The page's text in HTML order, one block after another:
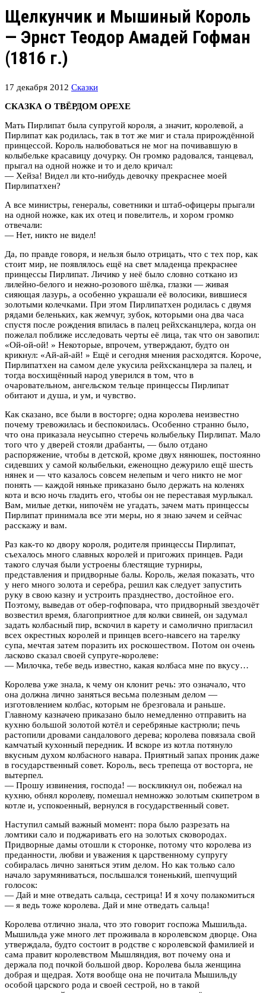
Щелкунчик и Мышиный Король
— Эрнст Теодор Амадей Гофман
(1816 г.)
17 декабря 2012 Сказки
СКАЗКА О ТВЁРДОМ ОРЕХЕ
Мать Пирлипат была супругой короля, а значит, королевой, а
Пирлипат как родилась, так в тот же миг и стала прирождённой
принцессой. Король налюбоваться не мог на почивавшую в
колыбельке красавицу дочурку. Он громко радовался, танцевал,
прыгал на одной ножке и то и дело кричал:
— Хейза! Видел ли кто-нибудь девочку прекраснее моей
Пирлипатхен?
А все министры, генералы, советники и штаб-офицеры прыгали
на одной ножке, как их отец и повелитель, и хором громко
отвечали:
— Нет, никто не видел!
Да, по правде говоря, и нельзя было отрицать, что с тех пор, как
стоит мир, не появлялось ещё на свет младенца прекраснее
принцессы Пирлипат. Личико у неё было словно соткано из
лилейно-белого и нежно-розового шёлка, глазки — живая
сияющая лазурь, а особенно украшали её волосики, вившиеся
золотыми колечками. При этом Пирлипатхен родилась с двумя
рядами беленьких, как жемчуг, зубок, которыми она два часа
спустя после рождения впилась в палец рейхсканцлера, когда он
пожелал поближе исследовать черты её лица, так что он завопил:
«Ой-ой-ой! » Некоторые, впрочем, утверждают, будто он
крикнул: «Ай-ай-ай! » Ещё и сегодня мнения расходятся. Короче,
Пирлипатхен на самом деле укусила рейхсканцлера за палец, и
тогда восхищённый народ уверился в том, что в
очаровательном, ангельском тельце принцессы Пирлипат
обитают и душа, и ум, и чувство.
Как сказано, все были в восторге; одна королева неизвестно
почему тревожилась и беспокоилась. Особенно странно было,
что она приказала неусыпно стеречь колыбельку Пирлипат. Мало
того что у дверей стояли драбанты, — было отдано
распоряжение, чтобы в детской, кроме двух нянюшек, постоянно
сидевших у самой колыбельки, еженощно дежурило ещё шесть
нянек и — что казалось совсем нелепым и чего никто не мог
понять — каждой няньке приказано было держать на коленях
кота и всю ночь гладить его, чтобы он не переставая мурлыкал.
Вам, милые детки, нипочём не угадать, зачем мать принцессы
Пирлипат принимала все эти меры, но я знаю зачем и сейчас
расскажу и вам.
Раз как-то ко двору короля, родителя принцессы Пирлипат,
съехалось много славных королей и пригожих принцев. Ради
такого случая были устроены блестящие турниры,
представления и придворные балы. Король, желая показать, что
у него много золота и серебра, решил как следует запустить
руку в свою казну и устроить празднество, достойное его.
Поэтому, выведав от обер-гофповара, что придворный звездочёт
возвестил время, благоприятное для колки свиней, он задумал
задать колбасный пир, вскочил в карету и самолично пригласил
всех окрестных королей и принцев всего-навсего на тарелку
супа, мечтая затем поразить их роскошеством. Потом он очень
ласково сказал своей супруге-королеве:
— Милочка, тебе ведь известно, какая колбаса мне по вкусу…
Королева уже знала, к чему он клонит речь: это означало, что
она должна лично заняться весьма полезным делом —
изготовлением колбас, которым не брезговала и раньше.
Главному казначею приказано было немедленно отправить на
кухню большой золотой котёл и серебряные кастрюли; печь
растопили дровами сандалового дерева; королева повязала свой
камчатый кухонный передник. И вскоре из котла потянуло
вкусным духом колбасного навара. Приятный запах проник даже
в государственный совет. Король, весь трепеща от восторга, не
вытерпел.
— Прошу извинения, господа! — воскликнул он, побежал на
кухню, обнял королеву, помешал немножко золотым скипетром в
котле и, успокоенный, вернулся в государственный совет.
Наступил самый важный момент: пора было разрезать на
ломтики сало и поджаривать его на золотых сковородах.
Придворные дамы отошли к сторонке, потому что королева из
преданности, любви и уважения к царственному супругу
собиралась лично заняться этим делом. Но как только сало
начало зарумяниваться, послышался тоненький, шепчущий
голосок:
— Дай и мне отведать сальца, сестрица! И я хочу полакомиться
— я ведь тоже королева. Дай и мне отведать сальца!
Королева отлично знала, что это говорит госпожа Мышильда.
Мышильда уже много лет проживала в королевском дворце. Она
утверждала, будто состоит в родстве с королевской фамилией и
сама правит королевством Мышляндия, вот почему она и
держала под почкой большой двор. Королева была женщина
добрая и щедрая. Хотя вообще она не почитала Мышильду
особой царского рода и своей сестрой, но в такой